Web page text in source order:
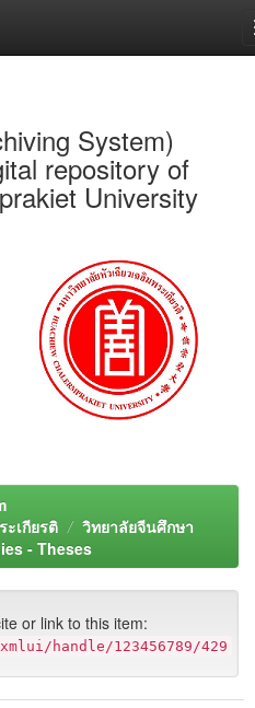
System)
repository of
University
ะเกียรติ
วิทยาลัยจีนศึกษา
- Theses
or link to this item:
handle/123456789/429